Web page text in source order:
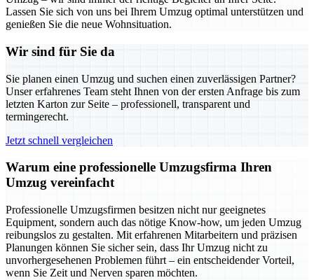
Lassen Sie sich von uns bei Ihrem Umzug optimal unterstützen und
genießen Sie die neue Wohnsituation.
Wir sind für Sie da
Sie planen einen Umzug und suchen einen zuverlässigen Partner?
Unser erfahrenes Team steht Ihnen von der ersten Anfrage bis zum
letzten Karton zur Seite – professionell, transparent und
termingerecht.
Jetzt schnell vergleichen
Warum eine professionelle Umzugsfirma Ihren
Umzug vereinfacht
Professionelle Umzugsfirmen besitzen nicht nur geeignetes
Equipment, sondern auch das nötige Know-how, um jeden Umzug
reibungslos zu gestalten. Mit erfahrenen Mitarbeitern und präzisen
Planungen können Sie sicher sein, dass Ihr Umzug nicht zu
unvorhergesehenen Problemen führt – ein entscheidender Vorteil,
wenn Sie Zeit und Nerven sparen möchten.